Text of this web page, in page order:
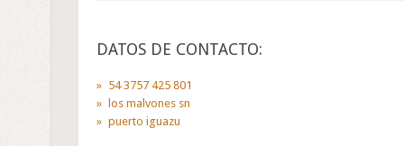
DATOS DE CONTACTO:
54 3757 425 801
los malvones sn
puerto iguazu